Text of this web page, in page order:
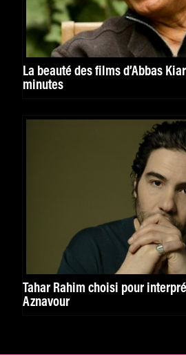
La beauté des films d’Abbas
minutes
Tahar Rahim choisi pour
Aznavour